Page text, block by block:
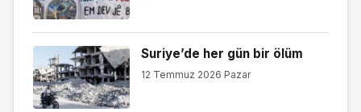
Suriye’de her gün bir ölüm
12 Temmuz 2026 Pazar